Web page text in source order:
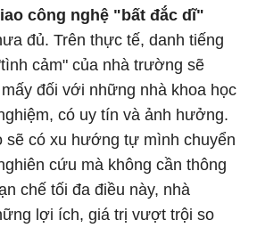
công nghệ "bất đắc dĩ"
đủ. Trên thực tế, danh tiếng
cảm" của nhà trường sẽ
đối với những nhà khoa học
có uy tín và ảnh hưởng.
sẽ có xu hướng tự mình chuyển
cứu mà không cần thông
chế tối đa điều này, nhà
lợi ích, giá trị vượt trội so